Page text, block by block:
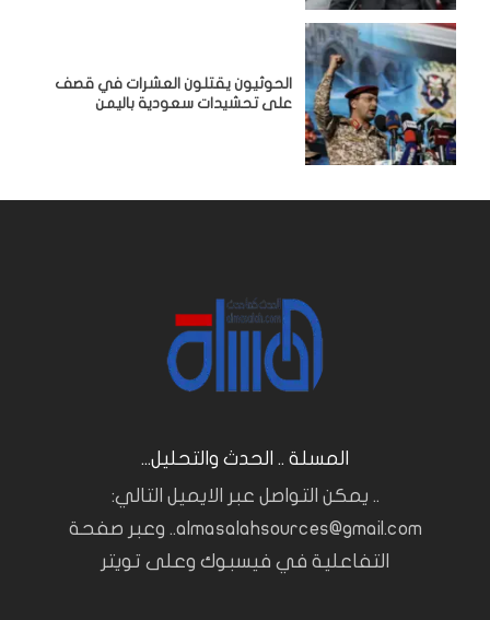
الحوثيون يقتلون العشرات في قصف
على تحشيدات سعودية باليمن
المسلة .. الحدث والتحليل...
.. يمكن التواصل عبر الايميل التالي:
almasalahsources@gmail.com.. وعبر صفحة
التفاعلية في فيسبوك وعلى تويتر